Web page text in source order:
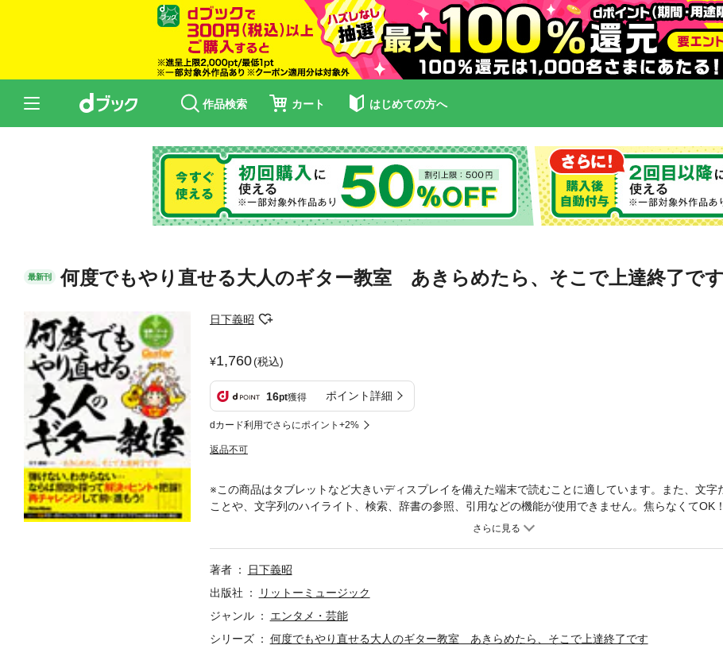
作品検索 カート はじめての方へ
最新刊 何度でもやり直せる大人のギター教室 あきらめたら、そこで上達終了です
日下義昭
1,760(税込)
16pt獲得 ポイント詳細
dカード利用でさらにポイント+2%
返品不可
※この商品はタブレットなど大きいディスプレイを備えた端末で読むことに適しています。また、文字
ことや、文字列のハイライト、検索、辞書の参照、引用などの機能が使用できません。焦らなくてOK
てもOK! 少しずつ前進していきましょう！ギター演奏の悩みがあって挫折しそうな人、実際に挫折し
題点を見つけたら対応策が載っているページへGO! また別の問題が発生したら、再び原因を探って本
べての問題が解消されるまで、何度でも読み返してください！ あきらめたら、そこで上達終了ですよ
のウェブサイト（http://www.rittor-music.co.jp/e/furoku/）から無料ダウンロードできます。＊この電子
アウト方式で作成されています。文字の拡大・縮小や、検索、ハイライトなどの機能は利用できません
著者
日下義昭
出版社
リットーミュージック
ジャンル
エンタメ・芸能
シリーズ
何度でもやり直せる大人のギター教室 あきらめたら、そこで上達終了です